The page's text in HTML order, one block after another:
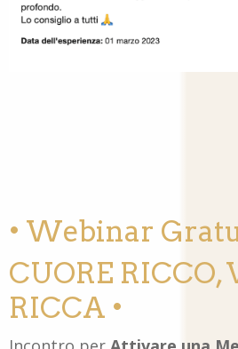
• Webinar
CUORE RICCO,
RICCA •